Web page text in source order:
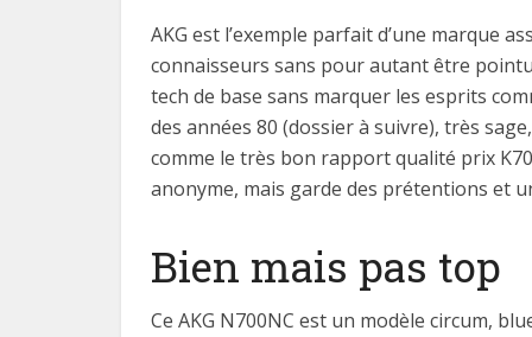
AKG est l’exemple parfait d’une marque
connaisseurs sans pour autant être
tech de base sans marquer les esprits
des années 80 (dossier à suivre), très
comme le très bon rapport qualité prix
anonyme, mais garde des prétentions et
Bien mais pas top
Ce AKG N700NC est un modèle circum,